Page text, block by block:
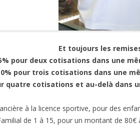
Et toujours les
pour deux cotisations dans une
pour trois cotisations dans une
quatre cotisations et au-delà dans
à la licence sportive, pour des
de 1 à 15, pour un montant de